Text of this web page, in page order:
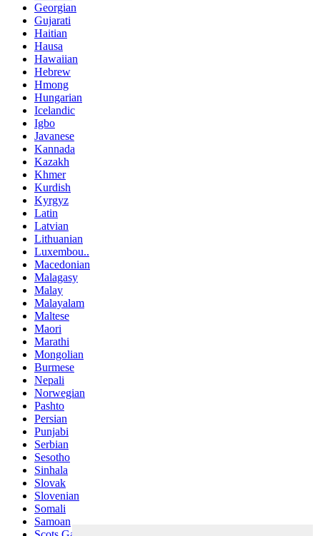
Georgian
Gujarati
Haitian
Hausa
Hawaiian
Hebrew
Hmong
Hungarian
Icelandic
Igbo
Javanese
Kannada
Kazakh
Khmer
Kurdish
Kyrgyz
Latin
Latvian
Lithuanian
Luxembou..
Macedonian
Malagasy
Malay
Malayalam
Maltese
Maori
Marathi
Mongolian
Burmese
Nepali
Norwegian
Pashto
Persian
Punjabi
Serbian
Sesotho
Sinhala
Slovak
Slovenian
Somali
Samoan